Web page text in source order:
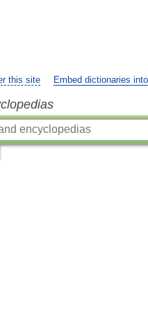
this site Embed dictionaries